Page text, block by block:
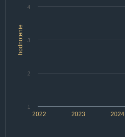
hodnotenie
2022 2024
2023
1
2
3
4